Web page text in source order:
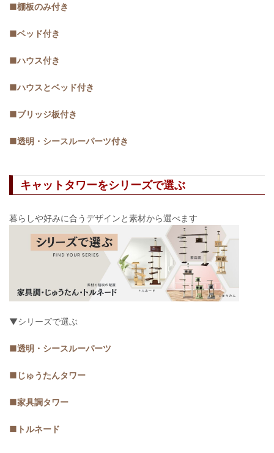
■棚板のみ付き
■ベッド付き
■ハウス付き
■ハウスとベッド付き
■ブリッジ板付き
■透明・シースルーパーツ付き
キャットタワーをシリーズで選ぶ
暮らしや好みに合うデザインと素材から選べます
▼シリーズで選ぶ
■透明・シースルーパーツ
■じゅうたんタワー
■家具調タワー
■トルネード